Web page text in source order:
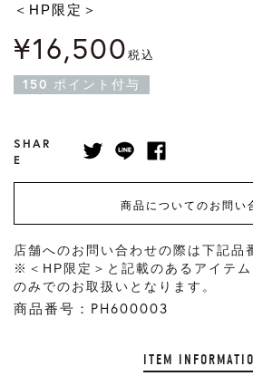
＜HP限定＞
¥16,500税込
150 ポイント付与
SHAR
E
商品についてのお問い
店舗へのお問い合わせの際は下記品
※＜HP限定＞と記載のあるアイテ
のみでのお取扱いとなります。
商品番号：PH600003
ITEM